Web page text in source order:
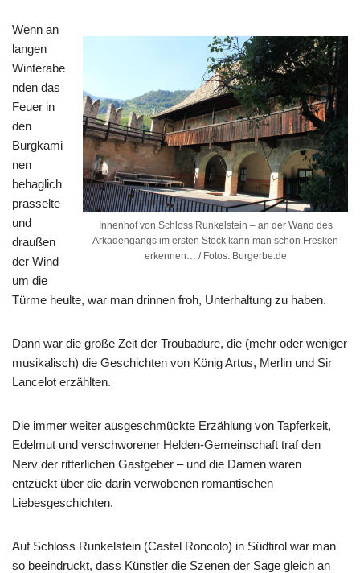
Innenhof von Schloss Runkelstein – an der Wand des
Arkadengangs im ersten Stock kann man schon Fresken
erkennen… / Fotos: Burgerbe.de
Wenn an
langen
Winterabe
nden das
Feuer in
den
Burgkami
nen
behaglich
prasselte
und
draußen
der Wind
um die
Türme heulte, war man drinnen froh, Unterhaltung zu haben.
Dann war die große Zeit der Troubadure, die (mehr oder weniger
musikalisch) die Geschichten von König Artus, Merlin und Sir
Lancelot erzählten.
Die immer weiter ausgeschmückte Erzählung von Tapferkeit,
Edelmut und verschworener Helden-Gemeinschaft traf den
Nerv der ritterlichen Gastgeber – und die Damen waren
entzückt über die darin verwobenen romantischen
Liebesgeschichten.
Auf Schloss Runkelstein (Castel Roncolo) in Südtirol war man
so beeindruckt, dass Künstler die Szenen der Sage gleich an